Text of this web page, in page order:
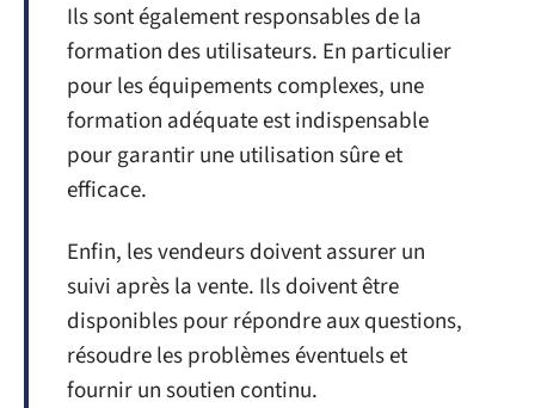
Ils sont également responsables de la
formation des utilisateurs. En particulier
pour les équipements complexes, une
formation adéquate est indispensable
pour garantir une utilisation sûre et
efficace.
Enfin, les vendeurs doivent assurer un
suivi après la vente. Ils doivent être
disponibles pour répondre aux questions,
résoudre les problèmes éventuels et
fournir un soutien continu.